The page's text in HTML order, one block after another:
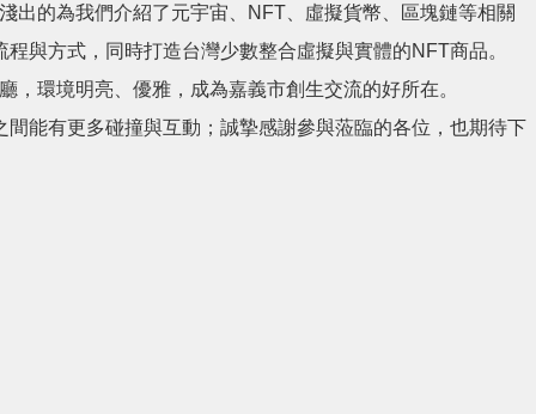
出的為我們介紹了元宇宙、NFT、虛擬貨幣、區塊鏈等相關
與方式，同時打造台灣少數整合虛擬與實體的NFT商品。
環境明亮、優雅，成為嘉義市創生交流的好所在。
能有更多碰撞與互動；誠摯感謝參與蒞臨的各位，也期待下